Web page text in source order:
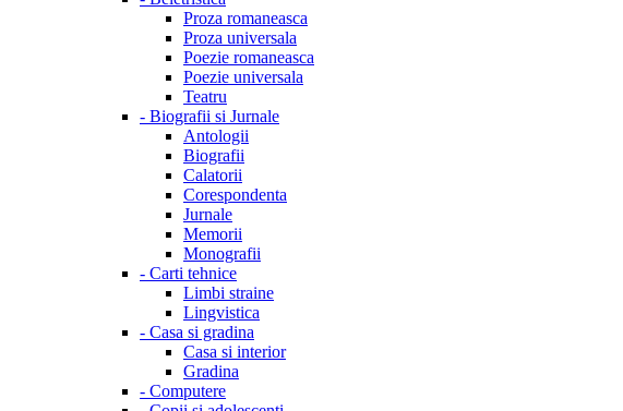
Proza romaneasca
Proza universala
Poezie romaneasca
Poezie universala
Teatru
- Biografii si Jurnale
Antologii
Biografii
Calatorii
Corespondenta
Jurnale
Memorii
Monografii
- Carti tehnice
Limbi straine
Lingvistica
- Casa si gradina
Casa si interior
Gradina
- Computere